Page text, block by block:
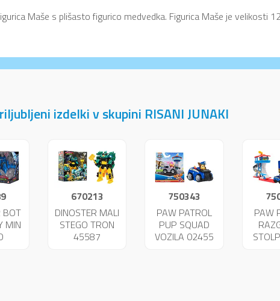
Maše s plišasto figurico medvedka. Figurica Maše je velikosti
izdelki v skupini RISANI JUNAKI
BOT
MIN
670213
DINOSTER MALI
STEGO TRON
45587
750343
PAW PATROL
PUP SQUAD
VOZILA 02455
PAW